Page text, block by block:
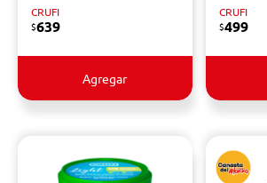
CRUFI
$639
Agregar
CRUFI
$499